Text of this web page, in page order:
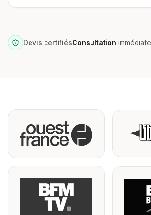
Devis certifiésConsultation immédiate